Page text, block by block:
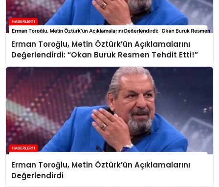
Erman Toroğlu, Metin Öztürk’ün Açıklamalarını
Değerlendirdi: “Okan Buruk Resmen Tehdit Etti!”
Erman Toroğlu, Metin Öztürk’ün Açıklamalarını
Değerlendirdi